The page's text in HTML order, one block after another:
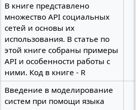
В книге представлено
множество API социальных
сетей и основы их
использования. В статье по
этой книге собраны примеры
API и особенности работы с
ними. Код в книге - R
Введение в моделирование
систем при помощи языка